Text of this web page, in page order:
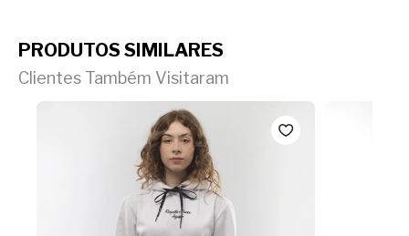
PRODUTOS SIMILARES
Clientes Também Visitaram